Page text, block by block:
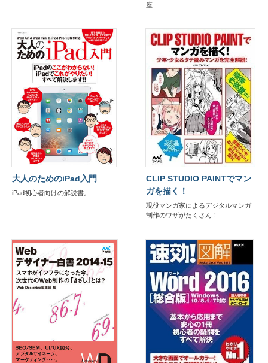
座
大人のためのiPad入門
iPad初心者向けの解説書。
CLIP STUDIO PAINTでマン
ガを描く！
現役マンガ家によるデジタルマンガ
制作のワザがたくさん！